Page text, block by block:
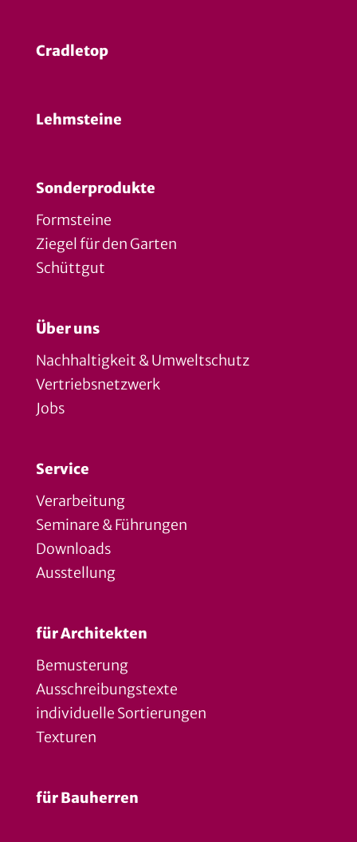
Cradletop
Lehmsteine
Sonderprodukte
Formsteine
Ziegel für den Garten
Schüttgut
Über uns
Nachhaltigkeit & Umweltschutz
Vertriebsnetzwerk
Jobs
Service
Verarbeitung
Seminare & Führungen
Downloads
Ausstellung
für Architekten
Bemusterung
Ausschreibungstexte
individuelle Sortierungen
Texturen
für Bauherren